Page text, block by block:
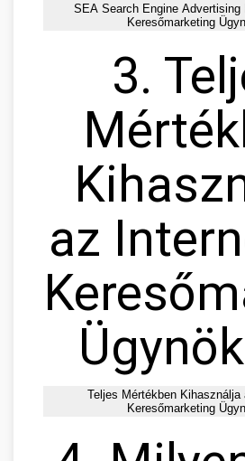
SEA Search Engine Advertising
Keresőmarketing
3.
az
Teljes Mértékben Kihasználja
Keresőmarketing